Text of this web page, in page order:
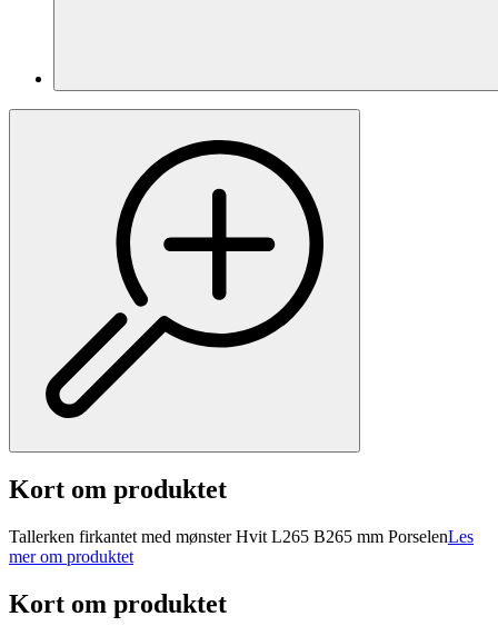
Kort om produktet
Tallerken firkantet med mønster Hvit L265 B265 mm PorselenLes
mer om produktet
Kort om produktet